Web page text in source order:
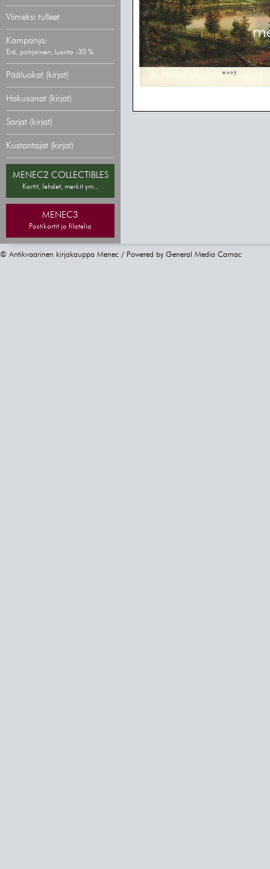
Viimeksi tulleet
Kampanja:
Erä, pohjoinen, luonto -30 %
Pääluokat (kirjat)
Hakusanat (kirjat)
Sarjat (kirjat)
Kustantajat (kirjat)
MENEC2 COLLECTIBLES
Kortit, lehdet, merkit ym...
MENEC3
Postikortit ja filatelia
© Antikvaarinen kirjakauppa Menec / Powered by General Media Carnac